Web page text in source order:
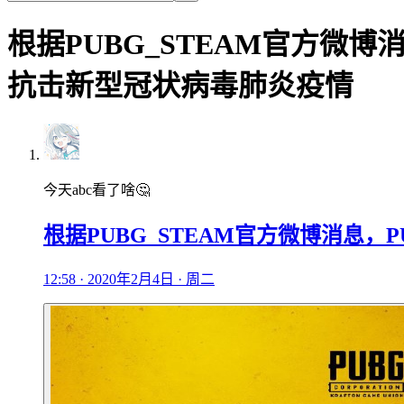
根据PUBG_STEAM官方微博
抗击新型冠状病毒肺炎疫情
今天abc看了啥🤔
根据PUBG_STEAM官方微博消息，
12:58 · 2020年2月4日 · 周二